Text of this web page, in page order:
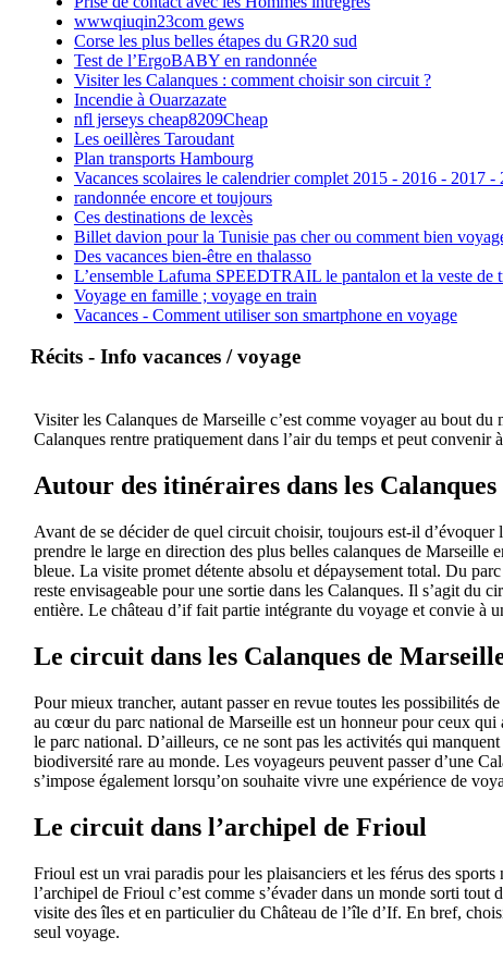
wwwqiuqin23com gews
Corse les plus belles étapes du GR20 sud
Test de l’ErgoBABY en randonnée
Visiter les Calanques : comment choisir son circuit ?
Incendie à Ouarzazate
nfl jerseys cheap8209Cheap
Les oeillères Taroudant
Plan transports Hambourg
Vacances scolaires le calendrier complet 2015 - 2016 - 2017 -
randonnée encore et toujours
Ces destinations de lexcès
Billet davion pour la Tunisie pas cher ou comment bien
Des vacances bien-être en thalasso
L’ensemble Lafuma SPEEDTRAIL le pantalon et la veste de
Voyage en famille ; voyage en train
Vacances - Comment utiliser son smartphone en voyage
Récits - Info vacances / voyage
Visiter les Calanques de Marseille c’est comme voyager au bout
Calanques rentre pratiquement dans l’air du temps et peut
Autour des itinéraires dans les Calanques
Avant de se décider de quel circuit choisir, toujours est-il
prendre le large en direction des plus belles calanques de Marseille
bleue. La visite promet détente absolu et dépaysement total. Du
reste envisageable pour une sortie dans les Calanques. Il s’agit du
entière. Le château d’if fait partie intégrante du voyage et convie à
Le circuit dans les Calanques de
Pour mieux trancher, autant passer en revue toutes les possibilités
au cœur du parc national de Marseille est un honneur pour ceux qui
le parc national. D’ailleurs, ce ne sont pas les activités qui
biodiversité rare au monde. Les voyageurs peuvent passer d’une
s’impose également lorsqu’on souhaite vivre une expérience de
Le circuit dans l’archipel de Frioul
Frioul est un vrai paradis pour les plaisanciers et les férus des
l’archipel de Frioul c’est comme s’évader dans un monde sorti
visite des îles et en particulier du Château de l’île d’If. En bref,
seul voyage.